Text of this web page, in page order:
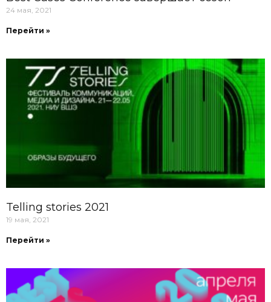
24 мая, 2021
Перейти »
Telling stories 2021
19 мая, 2021
Перейти »